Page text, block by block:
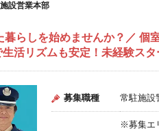
設営業本部
暮らしを始めませんか？／ 個
生活リズムも安定！未経験ス
募集職種 常駐施設
※募集エ